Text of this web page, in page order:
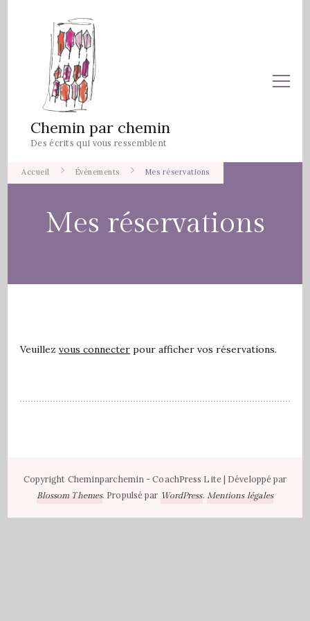
Chemin par chemin
Des écrits qui vous ressemblent
Accueil Évènements Mes réservations
Mes réservations
Veuillez vous connecter pour afficher vos réservations.
Copyright Cheminparchemin -CoachPress Lite | Développé par
Blossom Themes. Propulsé par WordPress. Mentions légales